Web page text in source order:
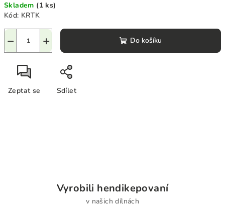
Skladem (1 ks)
Kód: KRTK
+
− Do košíku
Zeptat se Sdílet
Vyrobili hendikepovaní
v našich dílnách